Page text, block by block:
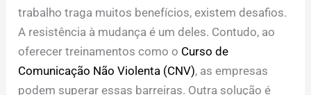
trabalho traga muitos benefícios, existem desafios.
A resistência à mudança é um deles. Contudo, ao
oferecer treinamentos como o Curso de
Comunicação Não Violenta (CNV), as empresas
podem superar essas barreiras. Outra solução é